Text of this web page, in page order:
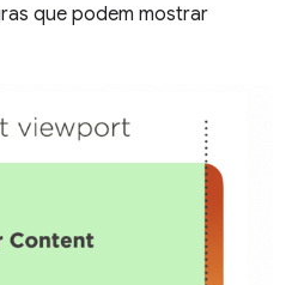
que podem mostrar